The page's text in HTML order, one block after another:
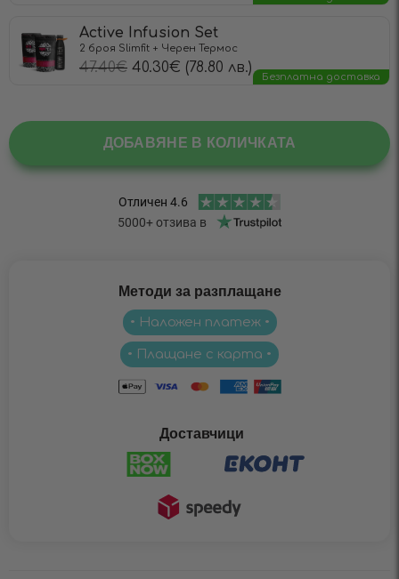
Active Infusion Set
2 броя Slimfit + Черен Термос
47.40€ 40.30€ (78.80 лв.)
Безплатна доставка
ДОБАВЯНЕ В КОЛИЧКАТА
Методи за разплащане
• Наложен платеж •
• Плащане с карта •
Доставчици